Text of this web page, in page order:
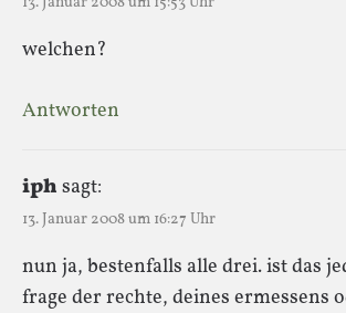
welchen?
Antworten
iph sagt:
13. Januar 2008 um 16:27 Uhr
nun ja, bestenfalls alle drei. ist das
frage der rechte, deines ermessens